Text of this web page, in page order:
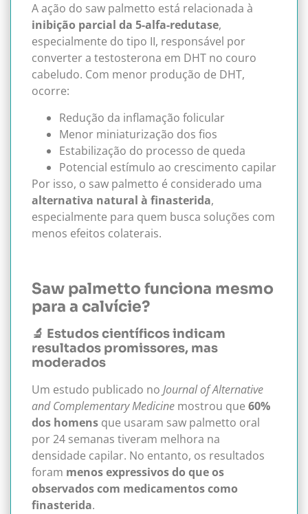
A ação do saw palmetto está relacionada à
inibição parcial da 5-alfa-redutase,
especialmente do tipo II, responsável por
converter a testosterona em DHT no couro
cabeludo. Com menor produção de DHT,
ocorre:
Redução da inflamação folicular
Menor miniaturização dos fios
Estabilização do processo de queda
Potencial estímulo ao crescimento capilar
Por isso, o saw palmetto é considerado uma
alternativa natural à finasterida,
especialmente para quem busca soluções com
menos efeitos colaterais.
Saw palmetto funciona mesmo
para a calvície?
🔬 Estudos científicos indicam
resultados promissores, mas
moderados
Um estudo publicado no Journal of Alternative
and Complementary Medicine mostrou que 60%
dos homens que usaram saw palmetto oral
por 24 semanas tiveram melhora na
densidade capilar. No entanto, os resultados
foram menos expressivos do que os
observados com medicamentos como
finasterida.